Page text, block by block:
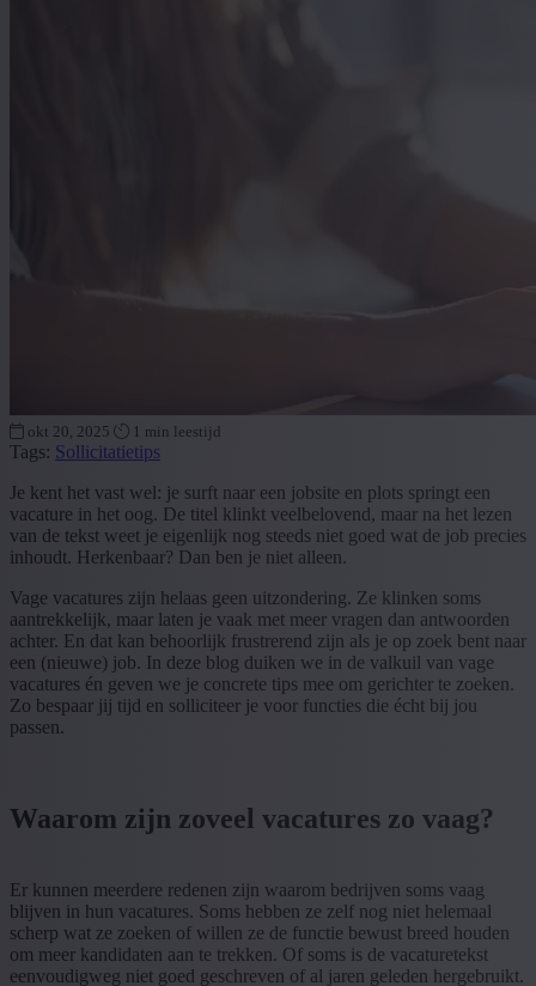
okt 20, 2025 1 min leestijd
Tags: Sollicitatietips
Je kent het vast wel: je surft naar een jobsite en plots springt een
vacature in het oog. De titel klinkt veelbelovend, maar na het lezen
van de tekst weet je eigenlijk nog steeds niet goed wat de job precies
inhoudt. Herkenbaar? Dan ben je niet alleen.
Vage vacatures zijn helaas geen uitzondering. Ze klinken soms
aantrekkelijk, maar laten je vaak met meer vragen dan antwoorden
achter. En dat kan behoorlijk frustrerend zijn als je op zoek bent naar
een (nieuwe) job. In deze blog duiken we in de valkuil van vage
vacatures én geven we je concrete tips mee om gerichter te zoeken.
Zo bespaar jij tijd en solliciteer je voor functies die écht bij jou
passen.
Waarom zijn zoveel vacatures zo vaag?
Er kunnen meerdere redenen zijn waarom bedrijven soms vaag
blijven in hun vacatures. Soms hebben ze zelf nog niet helemaal
scherp wat ze zoeken of willen ze de functie bewust breed houden
om meer kandidaten aan te trekken. Of soms is de vacaturetekst
eenvoudigweg niet goed geschreven of al jaren geleden hergebruikt.